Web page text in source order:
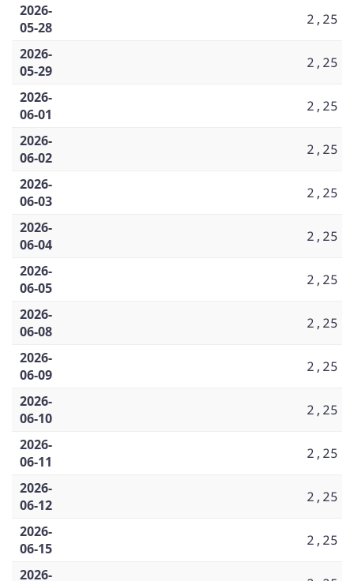
2026-
05-28
2,25
2026-
05-29
2,25
2026-
06-01
2,25
2026-
06-02
2,25
2026-
06-03
2,25
2026-
06-04
2,25
2026-
06-05
2,25
2026-
06-08
2,25
2026-
06-09
2,25
2026-
06-10
2,25
2026-
06-11
2,25
2026-
06-12
2,25
2026-
06-15
2,25
2026-